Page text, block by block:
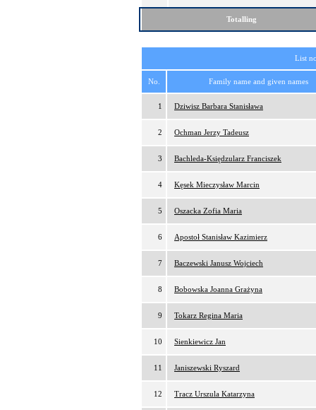
Totalling
List
No. Family name and given names
1 Dziwisz Barbara Stanisława
2 Ochman Jerzy Tadeusz
3 Bachleda-Księdzularz Franciszek
4 Kęsek Mieczysław Marcin
5 Oszacka Zofia Maria
6 Apostoł Stanisław Kazimierz
7 Baczewski Janusz Wojciech
8 Bobowska Joanna Grażyna
9 Tokarz Regina Maria
10 Sienkiewicz Jan
11 Janiszewski Ryszard
12 Tracz Urszula Katarzyna